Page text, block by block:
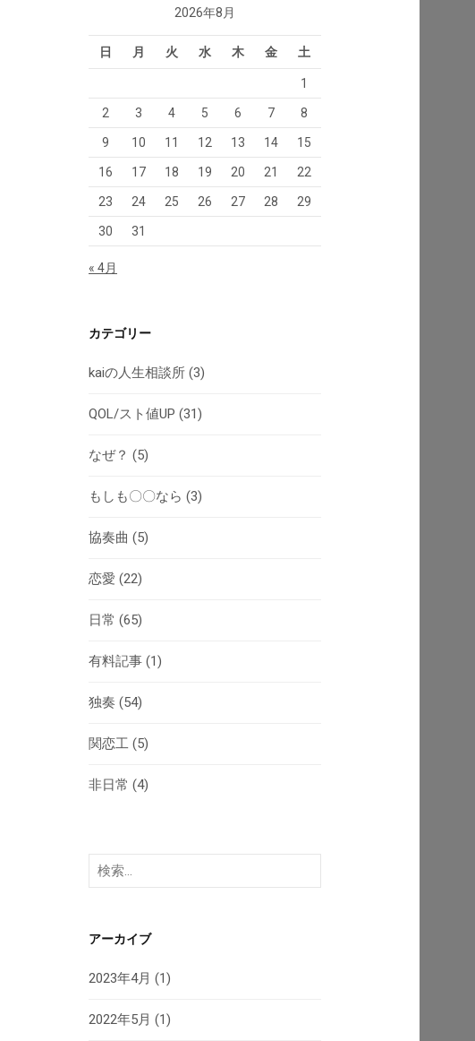
2026年8月
日 月 火 水 木 金 土
« 4月
1
2 3 4 5 6 7 8
9 10 11 12 13 14 15
16 17 18 19 20 21 22
23 24 25 26 27 28 29
30 31
カテゴリー
kaiの人生相談所 (3)
QOL/スト値UP (31)
なぜ？ (5)
もしも〇〇なら (3)
協奏曲 (5)
恋愛 (22)
日常 (65)
有料記事 (1)
独奏 (54)
関恋工 (5)
非日常 (4)
検
索:
アーカイブ
2023年4月 (1)
2022年5月 (1)